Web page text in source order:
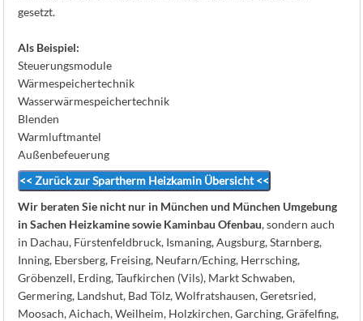
gesetzt.
Als Beispiel:
Steuerungsmodule
Wärmespeichertechnik
Wasserwärmespeichertechnik
Blenden
Warmluftmantel
Außenbefeuerung
<< Zurück zur Spartherm Heizkamin Übersicht <<
Wir beraten Sie nicht nur in München und München Umgebung
in Sachen Heizkamine sowie Kaminbau Ofenbau, sondern auch
in Dachau, Fürstenfeldbruck, Ismaning, Augsburg, Starnberg,
Inning, Ebersberg, Freising, Neufarn/Eching, Herrsching,
Gröbenzell, Erding, Taufkirchen (Vils), Markt Schwaben,
Germering, Landshut, Bad Tölz, Wolfratshausen, Geretsried,
Moosach, Aichach, Weilheim, Holzkirchen, Garching, Gräfelfing,